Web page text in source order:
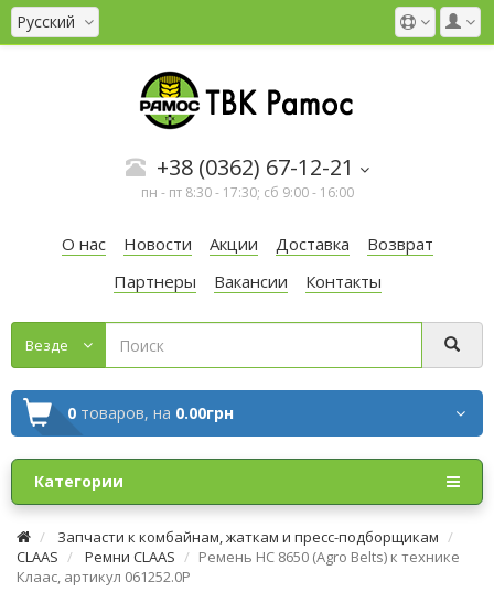
Русский
+38 (0362) 67-12-21
пн - пт 8:30 - 17:30; сб 9:00 - 16:00
О нас Новости Акции Доставка
Возврат
Партнеры
Вакансии Контакты
Везде
0 товаров, на 0.00грн
Категории
Запчасти к комбайнам, жаткам и пресс-подборщикам
CLAAS
Ремни CLAAS
Ремень HC 8650 (Agro Belts) к технике
Клаас, артикул 061252.0P